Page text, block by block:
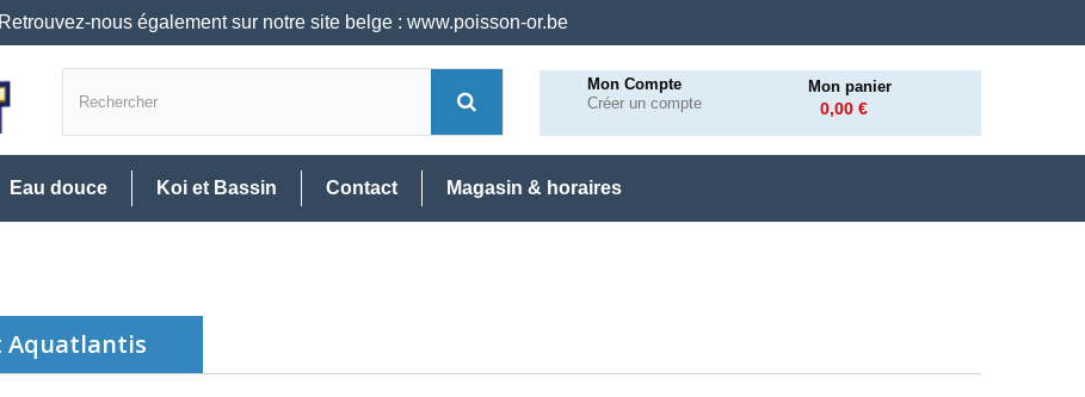
Retrouvez-nous également sur notre site belge : www.poisson-or.be
Mon Compte
Créer un compte
Mon panier
0,00 €
Eau douce Koi et Bassin Contact Magasin & horaires
Aquatlantis